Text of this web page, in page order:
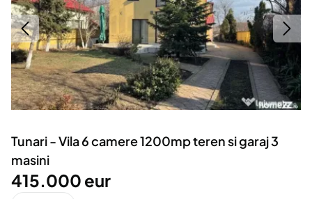
Servicii
Animale de companie
Afaceri și echipamente profesionale
Inchiriere Bunuri si Vehicule
Utilaje agricole si industriale
Piese auto si accesorii
Dacia Duster
Tunari - Vila 6 camere 1200mp teren si garaj 3
masini
415.000 eur